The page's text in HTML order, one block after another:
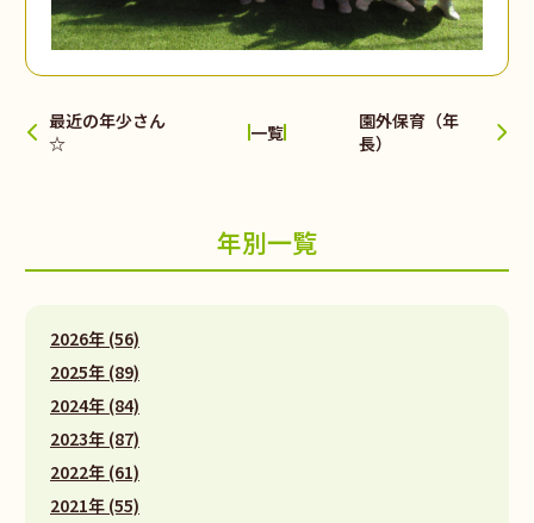
最近の年少さん
☆
一覧
園外保育（年
長）
年別一覧
2026年 (56)
2025年 (89)
2024年 (84)
2023年 (87)
2022年 (61)
2021年 (55)